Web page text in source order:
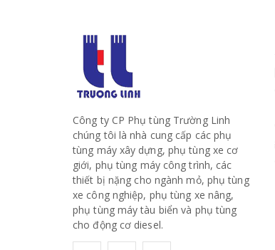
Công ty CP Phụ tùng Trường Linh
chúng tôi là nhà cung cấp các phụ
tùng máy xây dựng, phụ tùng xe cơ
giới, phụ tùng máy công trình, các
thiết bị nặng cho ngành mỏ, phụ tùng
xe công nghiệp, phụ tùng xe nâng,
phụ tùng máy tàu biển và phụ tùng
cho động cơ diesel.